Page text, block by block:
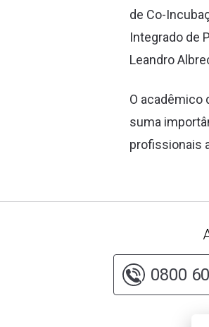
de Co-
Integrado de
Leandro
O acadêmico
suma
profissionais
0800